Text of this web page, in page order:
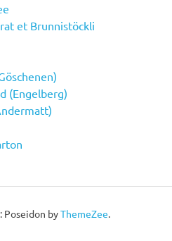
et Brunnistöckli
(Engelberg)
Poseidon byThemeZee.